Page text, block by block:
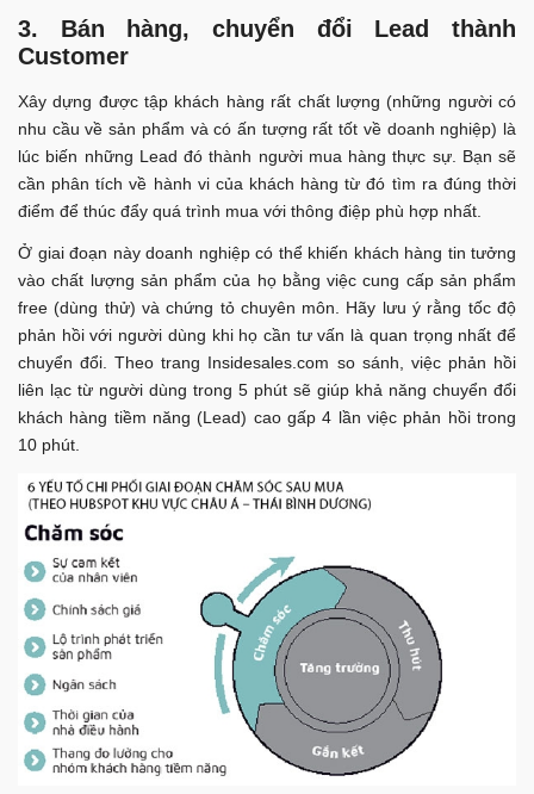
3. Bán hàng, chuyển đổi Lead thành
Customer
Xây dựng được tập khách hàng rất chất lượng (những người có
nhu cầu về sản phẩm và có ấn tượng rất tốt về doanh nghiệp) là
lúc biến những Lead đó thành người mua hàng thực sự. Bạn sẽ
cần phân tích về hành vi của khách hàng từ đó tìm ra đúng thời
điểm để thúc đẩy quá trình mua với thông điệp phù hợp nhất.
Ở giai đoạn này doanh nghiệp có thể khiến khách hàng tin tưởng
vào chất lượng sản phẩm của họ bằng việc cung cấp sản phẩm
free (dùng thử) và chứng tỏ chuyên môn. Hãy lưu ý rằng tốc độ
phản hồi với người dùng khi họ cần tư vấn là quan trọng nhất để
chuyển đổi. Theo trang Insidesales.com so sánh, việc phản hồi
liên lạc từ người dùng trong 5 phút sẽ giúp khả năng chuyển đổi
khách hàng tiềm năng (Lead) cao gấp 4 lần việc phản hồi trong
10 phút.